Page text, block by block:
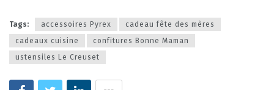
Tags: accessoires Pyrex
cadeau fête des mères
cadeaux cuisine
confitures Bonne Maman
ustensiles Le Creuset